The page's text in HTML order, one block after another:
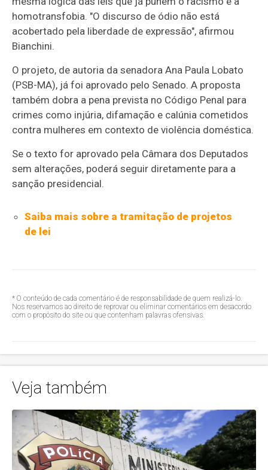
homotransfobia. "O discurso de ódio não está
acobertado pela liberdade de expressão", afirmou
Bianchini.
O projeto, de autoria da senadora Ana Paula Lobato
(PSB-MA), já foi aprovado pelo Senado. A proposta
também dobra a pena prevista no Código Penal para
crimes como injúria, difamação e calúnia cometidos
contra mulheres em contexto de violência doméstica.
Se o texto for aprovado pela Câmara dos Deputados
sem alterações, poderá seguir diretamente para a
sanção presidencial.
Saiba mais sobre a tramitação de projetos
de lei
* O conteúdo de cada comentário é de responsabilidade de quem realizá-lo.
Nos reservamos ao direito de reprovar ou eliminar comentários em desacordo
com o propósito do site ou que contenham palavras ofensivas.
Veja também